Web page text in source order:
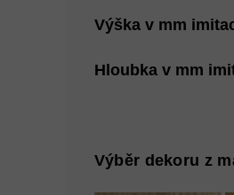
Výška v mm
Hloubka v mm
Výběr dekoru z